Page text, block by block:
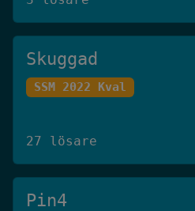
Skuggad
SSM 2022 Kval
27 lösare
Pin4